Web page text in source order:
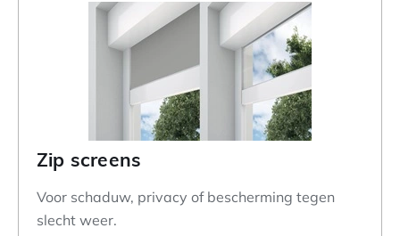
Zip screens
Voor schaduw, privacy of bescherming tegen
slecht weer.